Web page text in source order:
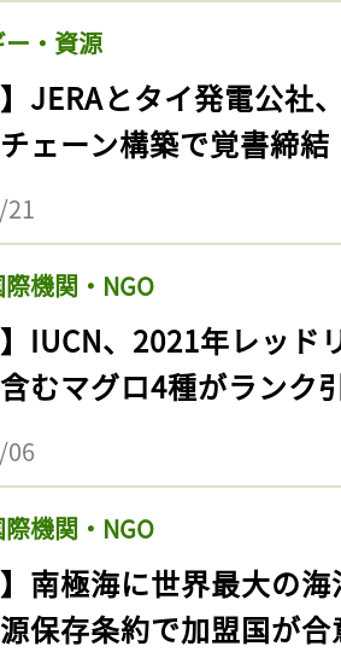
・資源
】JERAとタイ発電公社
ェーン構築で覚書締結
機関・NGO
】IUCN、2021年レッ
むマグロ4種がランク
機関・NGO
】南極海に世界最大の
保存条約で加盟国が合